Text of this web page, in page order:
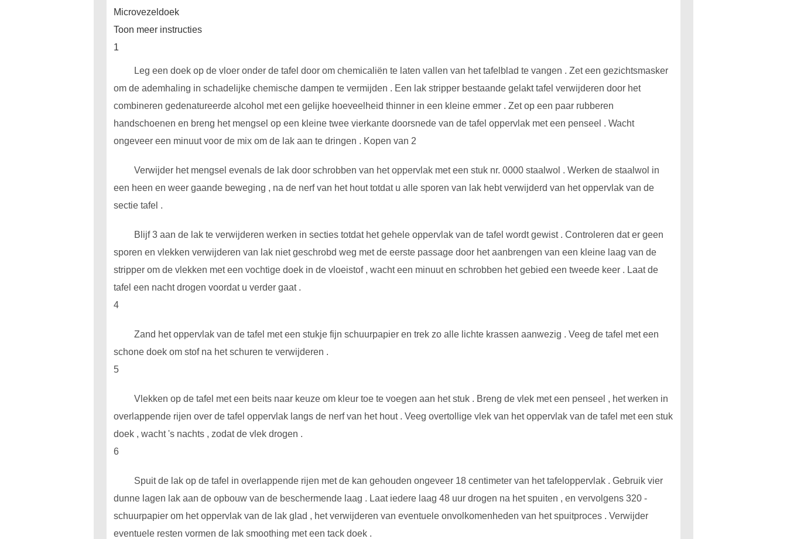
Microvezeldoek
Toon meer instructies
1
Leg een doek op de vloer onder de tafel door om chemicaliën te laten vallen van het tafelblad te vangen . Zet een gezichtsmasker
om de ademhaling in schadelijke chemische dampen te vermijden . Een lak stripper bestaande gelakt tafel verwijderen door het
combineren gedenatureerde alcohol met een gelijke hoeveelheid thinner in een kleine emmer . Zet op een paar rubberen
handschoenen en breng het mengsel op een kleine twee vierkante doorsnede van de tafel oppervlak met een penseel . Wacht
ongeveer een minuut voor de mix om de lak aan te dringen . Kopen van 2
Verwijder het mengsel evenals de lak door schrobben van het oppervlak met een stuk nr. 0000 staalwol . Werken de staalwol in
een heen en weer gaande beweging , na de nerf van het hout totdat u alle sporen van lak hebt verwijderd van het oppervlak van de
sectie tafel .
Blijf 3 aan de lak te verwijderen werken in secties totdat het gehele oppervlak van de tafel wordt gewist . Controleren dat er geen
sporen en vlekken verwijderen van lak niet geschrobd weg met de eerste passage door het aanbrengen van een kleine laag van de
stripper om de vlekken met een vochtige doek in de vloeistof , wacht een minuut en schrobben het gebied een tweede keer . Laat de
tafel een nacht drogen voordat u verder gaat .
4
Zand het oppervlak van de tafel met een stukje fijn schuurpapier en trek zo alle lichte krassen aanwezig . Veeg de tafel met een
schone doek om stof na het schuren te verwijderen .
5
Vlekken op de tafel met een beits naar keuze om kleur toe te voegen aan het stuk . Breng de vlek met een penseel , het werken in
overlappende rijen over de tafel oppervlak langs de nerf van het hout . Veeg overtollige vlek van het oppervlak van de tafel met een stuk
doek , wacht 's nachts , zodat de vlek drogen .
6
Spuit de lak op de tafel in overlappende rijen met de kan gehouden ongeveer 18 centimeter van het tafeloppervlak . Gebruik vier
dunne lagen lak aan de opbouw van de beschermende laag . Laat iedere laag 48 uur drogen na het spuiten , en vervolgens 320 -
schuurpapier om het oppervlak van de lak glad , het verwijderen van eventuele onvolkomenheden van het spuitproces . Verwijder
eventuele resten vormen de lak smoothing met een tack doek .